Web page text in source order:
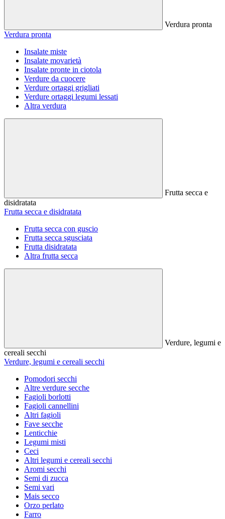
Verdura pronta
Verdura pronta
Insalate miste
Insalate movarietà
Insalate pronte in ciotola
Verdure da cuocere
Verdure ortaggi grigliati
Verdure ortaggi legumi lessati
Altra verdura
Frutta secca e
disidratata
Frutta secca e disidratata
Frutta secca con guscio
Frutta secca sgusciata
Frutta disidratata
Altra frutta secca
Verdure, legumi e
cereali secchi
Verdure, legumi e cereali secchi
Pomodori secchi
Altre verdure secche
Fagioli borlotti
Fagioli cannellini
Altri fagioli
Fave secche
Lenticchie
Legumi misti
Ceci
Altri legumi e cereali secchi
Aromi secchi
Semi di zucca
Semi vari
Mais secco
Orzo perlato
Farro